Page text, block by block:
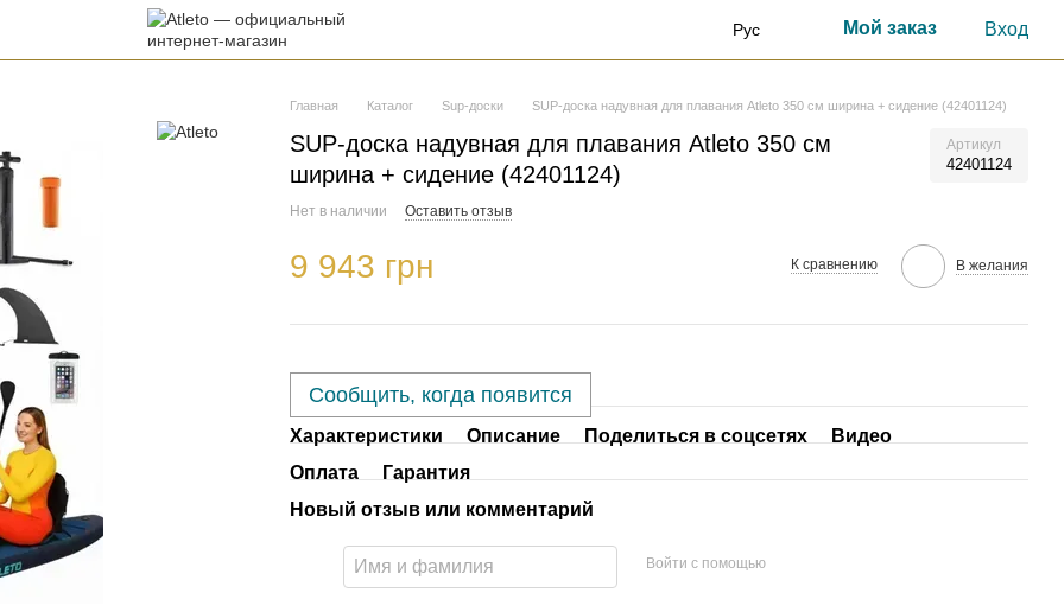
Рус Мой заказ Вход
Главная Каталог Sup-доски SUP-доска надувная для плавания Atleto 350 см ширина + сидение (42401124)
SUP-доска надувная для плавания Atleto 350 см
ширина + сидение (42401124)
Артикул
42401124
Нет в наличии Оставить отзыв
9 943 грн К сравнению В желания
Сообщить, когда появится
Характеристики Описание Поделиться в соцсетях
Видео
Оплата
Гарантия
Новый отзыв или комментарий
Войти с помощью